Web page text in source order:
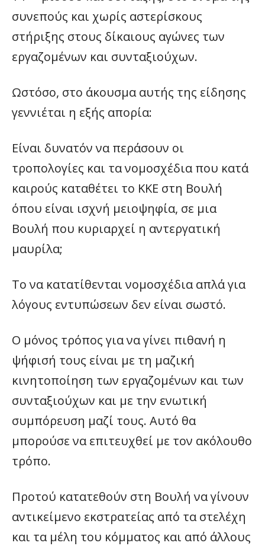
συνεπούς και χωρίς αστερίσκους
στήριξης στους δίκαιους αγώνες των
εργαζομένων και συνταξιούχων.
Ωστόσο, στο άκουσμα αυτής της είδησης
γεννιέται η εξής απορία:
Είναι δυνατόν να περάσουν οι
τροπολογίες και τα νομοσχέδια που κατά
καιρούς καταθέτει το ΚΚΕ στη Βουλή
όπου είναι ισχνή μειοψηφία, σε μια
Βουλή που κυριαρχεί η αντεργατική
μαυρίλα;
Το να κατατίθενται νομοσχέδια απλά για
λόγους εντυπώσεων δεν είναι σωστό.
Ο μόνος τρόπος για να γίνει πιθανή η
ψήφισή τους είναι με τη μαζική
κινητοποίηση των εργαζομένων και των
συνταξιούχων και με την ενωτική
συμπόρευση μαζί τους. Αυτό θα
μπορούσε να επιτευχθεί με τον ακόλουθο
τρόπο.
Προτού κατατεθούν στη Βουλή να γίνουν
αντικείμενο εκστρατείας από τα στελέχη
και τα μέλη του κόμματος και από άλλους